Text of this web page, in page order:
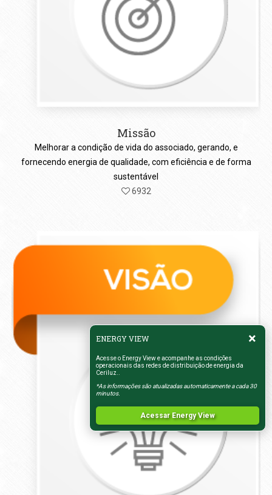
Missão
Melhorar a condição de vida do associado, gerando, e
fornecendo energia de qualidade, com eficiência e de forma
sustentável
6932
×
ENERGY VIEW
Acesse o Energy View e acompanhe as condições
operacionais das redes de distribuição de energia da
Ceriluz..
*As informações são atualizadas automaticamente a cada 30
minutos.
Acessar Energy View